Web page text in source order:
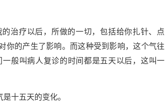
音
量。
治疗以后，所做的一切，包括给你扎针、点
你的产生了影响。而这种受到影响，这个气往
般叫病人复诊的时间都是五天以后，这叫一
十五天的变化。